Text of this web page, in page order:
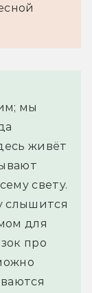
мы
живёт
свету.
слышится
для
про